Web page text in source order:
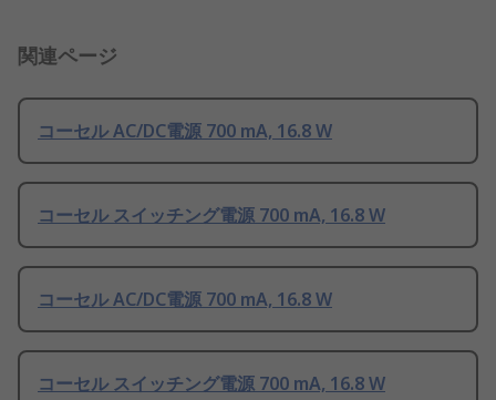
関連ページ
コーセル AC/DC電源 700 mA, 16.8 W
コーセル スイッチング電源 700 mA, 16.8 W
コーセル AC/DC電源 700 mA, 16.8 W
コーセル スイッチング電源 700 mA, 16.8 W